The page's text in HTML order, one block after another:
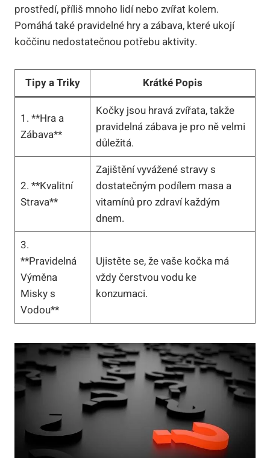
prostředí, příliš mnoho lidí nebo zvířat kolem.
Pomáhá také pravidelné hry a zábava, které ukojí
koččinu nedostatečnou potřebu aktivity.
Tipy a Triky Krátké Popis
1. **Hra a
Zábava**
Kočky jsou hravá zvířata, takže
pravidelná zábava je pro ně velmi
důležitá.
2. **Kvalitní
Strava**
Zajištění vyvážené stravy s
dostatečným podílem masa a
vitamínů pro zdraví každým
dnem.
3.
**Pravidelná
Výměna
Misky s
Vodou**
Ujistěte se, že vaše kočka má
vždy čerstvou vodu ke
konzumaci.